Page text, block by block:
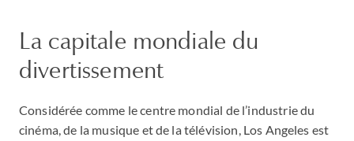
La capitale mondiale du
divertissement
Considérée comme le centre mondial de l’industrie du
cinéma, de la musique et de la télévision, Los Angeles est